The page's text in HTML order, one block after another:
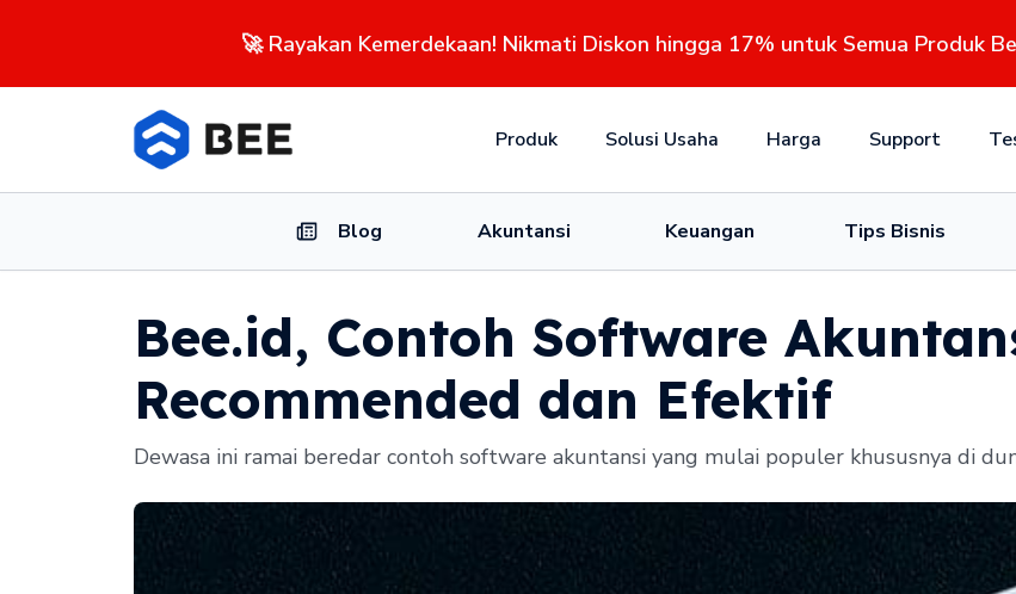
🚀 Rayakan Kemerdekaan! Nikmati Diskon hingga 17% untuk Semua Produk
Produk Solusi Usaha Harga Support
Blog Akuntansi Keuangan Tips Bisnis
Bee.id, Contoh Software
Recommended dan Efektif
Dewasa ini ramai beredar contoh software akuntansi yang mulai populer khususnya di